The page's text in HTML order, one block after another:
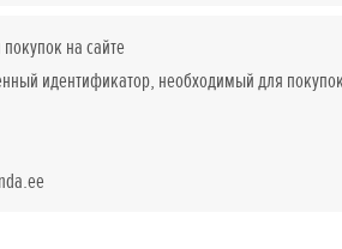
покупок на сайте
идентификатор, необходимый для